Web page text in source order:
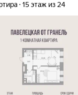
15 этаж из 24